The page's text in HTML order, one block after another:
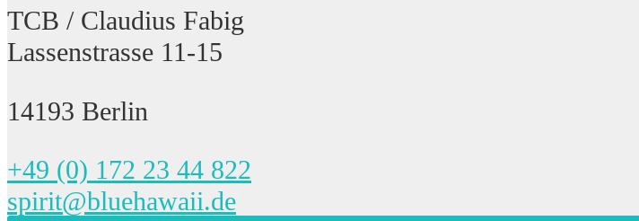
TCB / Claudius Fabig
Lassenstrasse 11-15
14193 Berlin
+49 (0) 172 23 44 822
spirit@bluehawaii.de